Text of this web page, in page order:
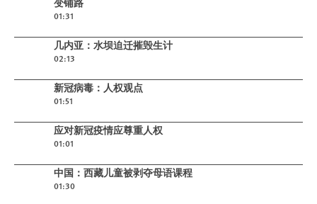
01:31
Play video几内亚：水坝迫迁摧毁生计
02:13
Play video新冠病毒：人权观点
01:51
Play video应对新冠疫情应尊重人权
01:01
Play video中国：西藏儿童被剥夺母语课程
01:30